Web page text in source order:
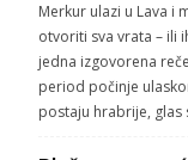
Merkur ulazi u Lava i
otvoriti sva vrata – ili
jedna izgovorena
period počinje
postaju hrabrije, glas